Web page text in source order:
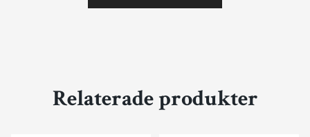
Relaterade produkter